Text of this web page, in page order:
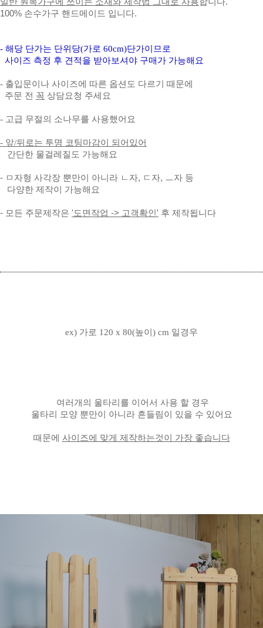
100% 손수가구 핸드메이드 입니다.
- 해당 단가는 단위당(가로 60cm)단가이므로
사이즈 측정 후 견적을 받아보셔야 구매가 가능해요
- 출입문이나 사이즈에 따른 옵션도 다르기 때문에
주문 전 꼭 상담요청 주세요
- 고급 무절의 소나무를 사용했어요
- 앞/뒤로는 투명 코팅마감이 되어있어
간단한 물걸레질도 가능해요
- ㅁ자형 사각장 뿐만이 아니라 ㄴ자, ㄷ자, ㅡ자 등
다양한 제작이 가능해요
- 모든 주문제작은 '도면작업 -> 고객확인' 후 제작됩니다
ex) 가로 120 x 80(높이) cm 일경우
여러개의 울타리를 이어서 사용 할 경우
울타리 모양 뿐만이 아니라 흔들림이 있을 수 있어요
때문에 사이즈에 맞게 제작하는것이 가장 좋습니다